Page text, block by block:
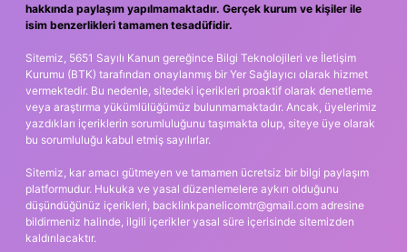
hakkında paylaşım yapılmamaktadır. Gerçek kurum ve kişiler ile
isim benzerlikleri tamamen tesadüfidir.
Sitemiz, 5651 Sayılı Kanun gereğince Bilgi Teknolojileri ve İletişim
Kurumu (BTK) tarafından onaylanmış bir Yer Sağlayıcı olarak hizmet
vermektedir. Bu nedenle, sitedeki içerikleri proaktif olarak denetleme
veya araştırma yükümlülüğümüz bulunmamaktadır. Ancak, üyelerimiz
yazdıkları içeriklerin sorumluluğunu taşımakta olup, siteye üye olarak
bu sorumluluğu kabul etmiş sayılırlar.
Sitemiz, kar amacı gütmeyen ve tamamen ücretsiz bir bilgi paylaşım
platformudur. Hukuka ve yasal düzenlemelere aykırı olduğunu
düşündüğünüz içerikleri, backlinkpanelicomtr@gmail.com adresine
bildirmeniz halinde, ilgili içerikler yasal süre içerisinde sitemizden
kaldırılacaktır.